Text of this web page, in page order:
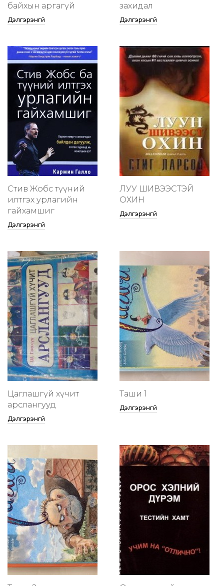
байхын аргагүй
Дэлгэрэнгүй
захидал
Дэлгэрэнгүй
Стив Жобс түүний
илтгэх урлагийн
гайхамшиг
Дэлгэрэнгүй
ЛУУ ШИВЭЭСТЭЙ
ОХИН
Дэлгэрэнгүй
Цаглашгүй хүчит
арслангууд
Дэлгэрэнгүй
Таши 1
Дэлгэрэнгүй